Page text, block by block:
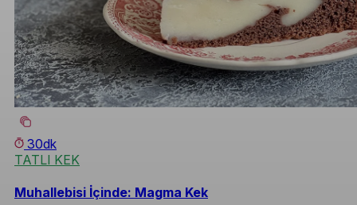
30dk
TATLI KEK
Muhallebisi İçinde: Magma Kek